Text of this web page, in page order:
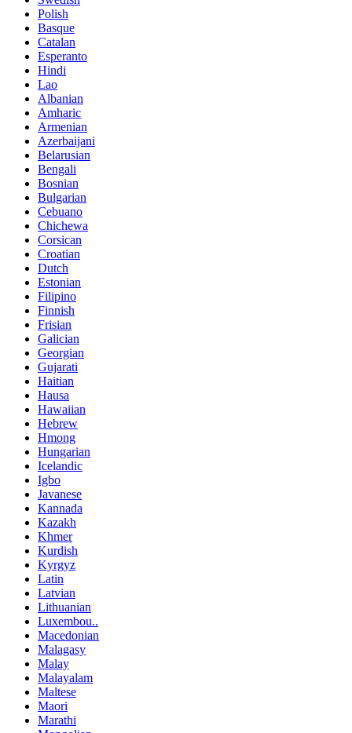
Polish
Basque
Catalan
Esperanto
Hindi
Lao
Albanian
Amharic
Armenian
Azerbaijani
Belarusian
Bengali
Bosnian
Bulgarian
Cebuano
Chichewa
Corsican
Croatian
Dutch
Estonian
Filipino
Finnish
Frisian
Galician
Georgian
Gujarati
Haitian
Hausa
Hawaiian
Hebrew
Hmong
Hungarian
Icelandic
Igbo
Javanese
Kannada
Kazakh
Khmer
Kurdish
Kyrgyz
Latin
Latvian
Lithuanian
Luxembou..
Macedonian
Malagasy
Malay
Malayalam
Maltese
Maori
Marathi